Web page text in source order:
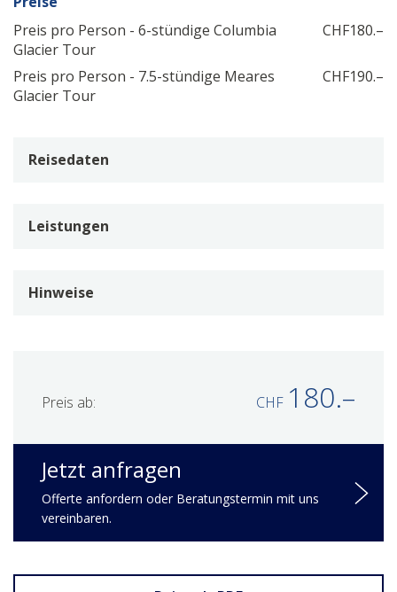
Preis pro Person - 6-stündige Columbia
Glacier Tour
CHF180.–
Preis pro Person - 7.5-stündige Meares
Glacier Tour
CHF190.–
Reisedaten
Leistungen
Hinweise
Preis ab: CHF 180.–
Jetzt anfragen
Offerte anfordern oder Beratungstermin mit uns
vereinbaren.